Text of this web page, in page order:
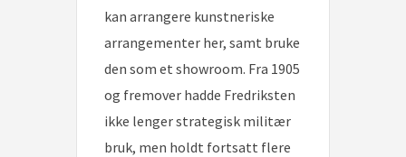
kan arrangere kunstneriske
arrangementer her, samt bruke
den som et showroom. Fra 1905
og fremover hadde Fredriksten
ikke lenger strategisk militær
bruk, men holdt fortsatt flere